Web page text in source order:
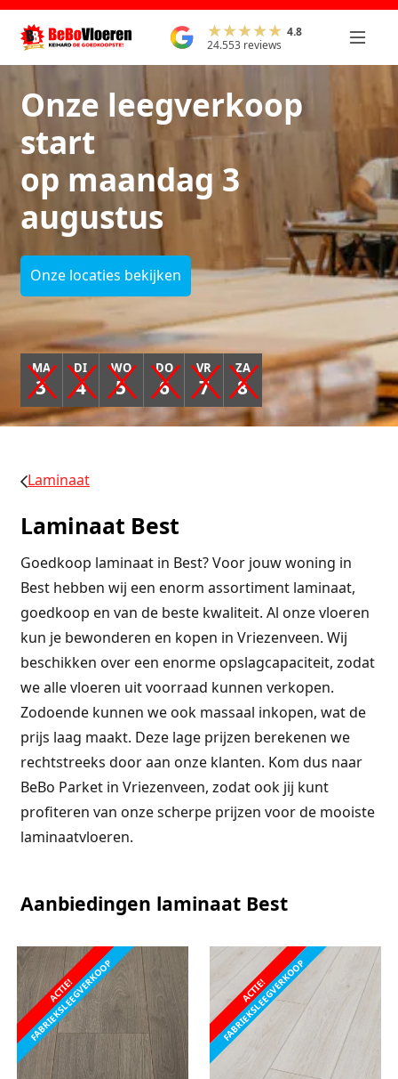
4.8
24.553 reviews
Onze leegverkoop
start
op maandag 3
augustus
Onze locaties bekijken
MA
3
DI
4
WO
5
DO
6
VR
7
ZA
8
Laminaat
Laminaat Best
Goedkoop laminaat in Best? Voor jouw woning in
Best hebben wij een enorm assortiment laminaat,
goedkoop en van de beste kwaliteit. Al onze vloeren
kun je bewonderen en kopen in Vriezenveen. Wij
beschikken over een enorme opslagcapaciteit, zodat
we alle vloeren uit voorraad kunnen verkopen.
Zodoende kunnen we ook massaal inkopen, wat de
prijs laag maakt. Deze lage prijzen berekenen we
rechtstreeks door aan onze klanten. Kom dus naar
BeBo Parket in Vriezenveen, zodat ook jij kunt
profiteren van onze scherpe prijzen voor de mooiste
laminaatvloeren.
Aanbiedingen laminaat Best
ACTIE!
FABRIEKSLEEGVERKOOP ACTIE!
FABRIEKSLEEGVERKOOP